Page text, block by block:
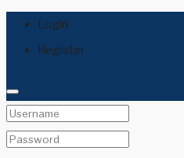
Login
Register